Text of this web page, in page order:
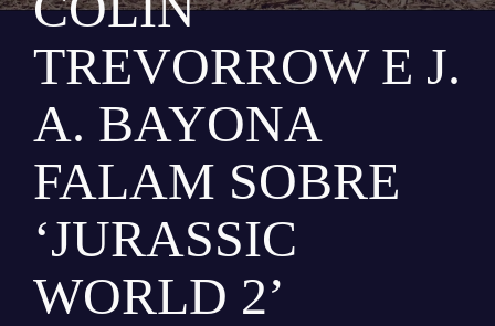
TREVORROW E J.
A. BAYONA
FALAM SOBRE
‘JURASSIC
WORLD 2’